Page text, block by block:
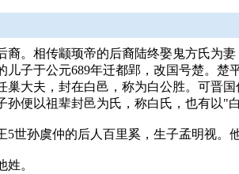
裔。相传颛顼帝的后裔陆终娶鬼方氏为
儿子于公元689年迁都郢，改国号楚。
巢大夫，封在白邑，称为白公胜。可晋
孙便以祖辈封邑为氏，称白氏，也有以"
5世孙虞仲的后人百里奚，生子孟明视。
。